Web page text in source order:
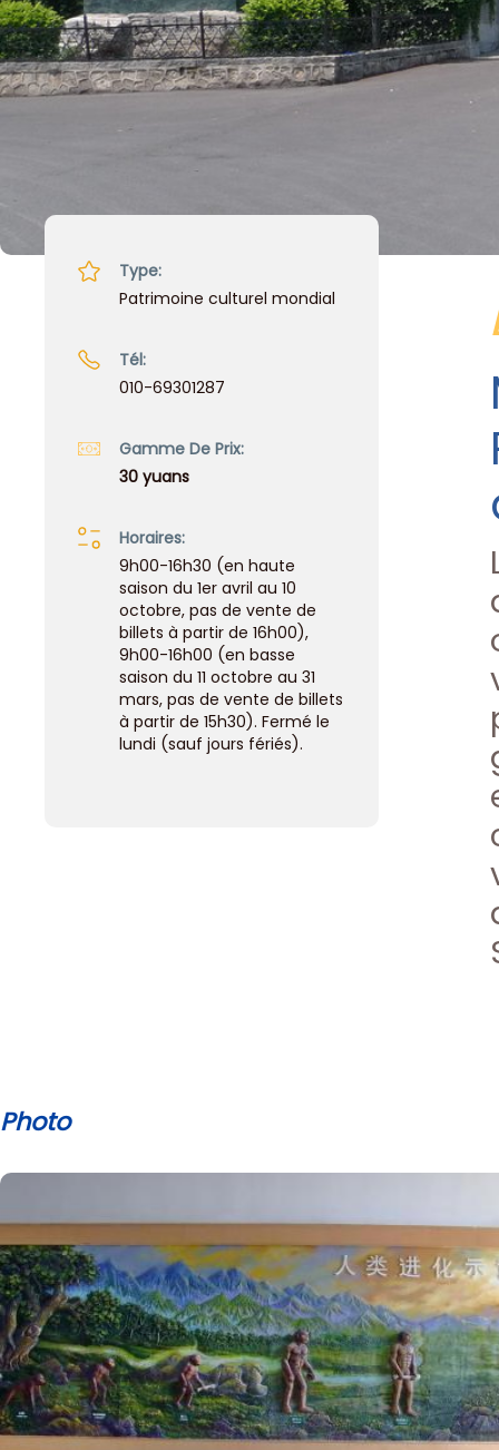
Type:
Patrimoine culturel mondial
Tél:
010-69301287
Gamme De Prix:
30 yuans
Horaires:
9h00-16h30 (en haute
saison du 1er avril au 10
octobre, pas de vente de
billets à partir de 16h00),
9h00-16h00 (en basse
saison du 11 octobre au 31
mars, pas de vente de billets
à partir de 15h30). Fermé le
lundi (sauf jours fériés).
Photo